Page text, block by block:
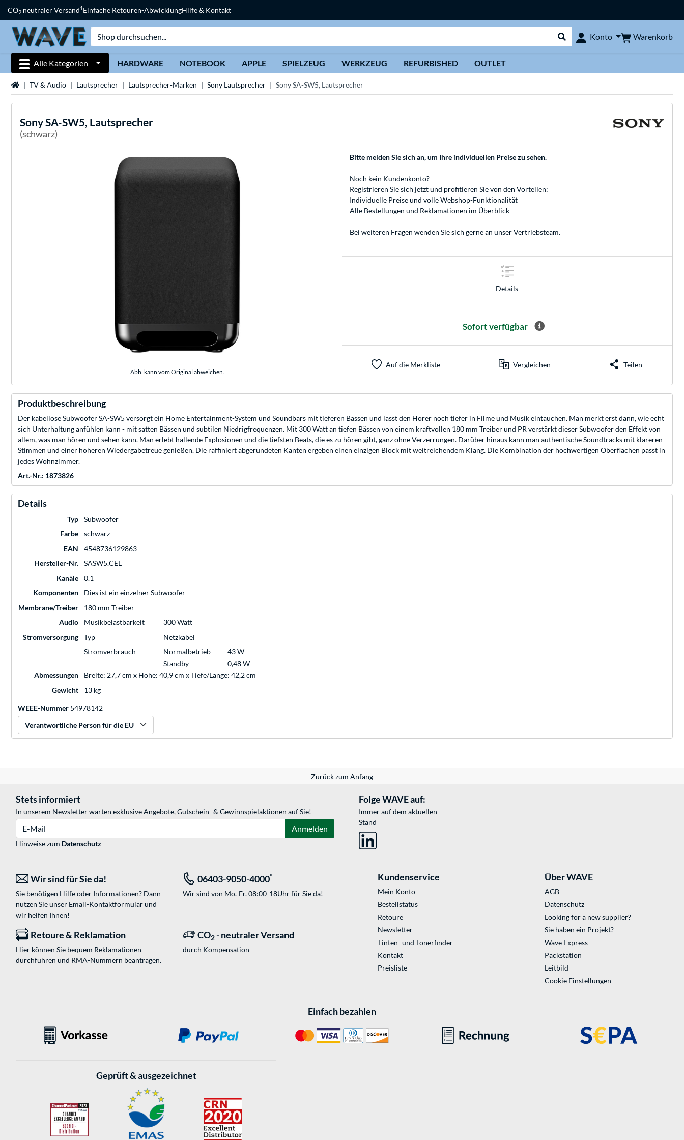
CO2 neutraler Versand1Einfache Retouren-AbwicklungHilfe & Kontakt
Suche durchführen
Konto Warenkorb
Alle Kategorien HARDWARE NOTEBOOK APPLE SPIELZEUG WERKZEUG REFURBISHED OUTLET
StartseiteTV & Audio Lautsprecher Lautsprecher-Marken Sony Lautsprecher Sony SA-SW5, Lautsprecher
SonySA-SW5, Lautsprecher
(schwarz)
Abb. kann vom Original abweichen.
Bitte melden Sie sich an, um Ihre individuellen Preise zu sehen.
Noch kein Kundenkonto?
Registrieren Sie sich jetzt und profitieren Sie von den Vorteilen:
Individuelle Preise und volle Webshop-Funktionalität
Alle Bestellungen und Reklamationen im Überblick
Bei weiteren Fragen wenden Sie sich gerne an unserVertriebsteam.
Details
Sofort verfügbar
Auf die Merkliste Vergleichen Teilen
Produktbeschreibung
Der kabellose Subwoofer SA-SW5 versorgt ein Home Entertainment-System und Soundbars mit tieferen Bässen und lässt den Hörer noch tiefer in Filme und Musik eintauchen. Man merkt erst dann, wie echt
sich Unterhaltung anfühlen kann - mit satten Bässen und subtilen Niedrigfrequenzen. Mit 300 Watt an tiefen Bässen von einem kraftvollen 180 mm Treiber und PR verstärkt dieser Subwoofer den Effekt von
allem, was man hören und sehen kann. Man erlebt hallende Explosionen und die tiefsten Beats, die es zu hören gibt, ganz ohne Verzerrungen. Darüber hinaus kann man authentische Soundtracks mit klareren
Stimmen und einer höheren Wiedergabetreue genießen. Die raffiniert abgerundeten Kanten ergeben einen einzigen Block mit weitreichendem Klang. Die Kombination der hochwertigen Oberflächen passt in
jedes Wohnzimmer.
Art.-Nr.: 1873826
Details
Typ
Subwoofer
Farbe
schwarz
EAN
4548736129863
Hersteller-Nr.
SASW5.CEL
Kanäle
0.1
Komponenten
Dies ist ein einzelner Subwoofer
Membrane/Treiber
180 mm Treiber
Audio
Musikbelastbarkeit
300 Watt
Stromversorgung
Typ
Netzkabel
Stromverbrauch
Normalbetrieb
43 W
Standby
0,48 W
Abmessungen
Breite: 27,7 cm x Höhe: 40,9 cm x Tiefe/Länge: 42,2 cm
Gewicht
13 kg
WEEE-Nummer 54978142
Verantwortliche Person für die EU
Zurück zum Anfang
Stets informiert
In unserem Newsletter warten exklusive Angebote, Gutschein- & Gewinnspielaktionen auf Sie!
Anmelden
Hinweise zum Datenschutz
Folge WAVE auf:
Immer auf dem aktuellen
Stand
Wir sind für Sie da!
Sie benötigen Hilfe oder Informationen? Dann
nutzen Sie unser Email-Kontaktformularund
wir helfen Ihnen!
06403-9050-4000*
Wir sind von Mo.-Fr. 08:00-18Uhr für Sie da!
Retoure & Reklamation
Hier können Sie bequem Reklamationen
durchführen und RMA-Nummern beantragen.
CO2 - neutraler Versand
durch Kompensation
Kundenservice
Mein Konto
Bestellstatus
Retoure
Newsletter
Tinten- und Tonerfinder
Kontakt
Preisliste
Über WAVE
AGB
Datenschutz
Looking for a new supplier?
Sie haben ein Projekt?
Wave Express
Packstation
Leitbild
Cookie Einstellungen
Einfach bezahlen
Geprüft & ausgezeichnet